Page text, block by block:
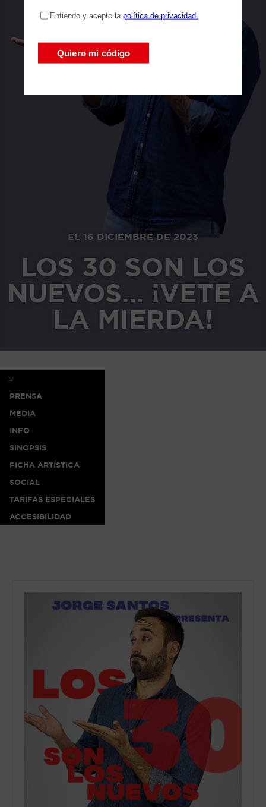
EL 16 DICIEMBRE DE 2023
LOS 30 SON LOS
NUEVOS… ¡VETE A
LA MIERDA!
PRENSA
MEDIA
INFO
SINOPSIS
FICHA ARTÍSTICA
SOCIAL
TARIFAS ESPECIALES
ACCESIBILIDAD